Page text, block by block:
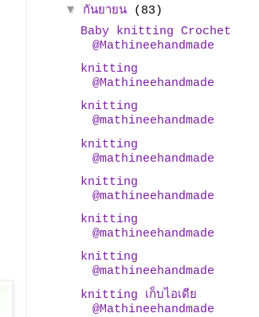
▼ กันยายน
(83)
Baby knitting Crochet
@Mathineehandmade
knitting
@Mathineehandmade
knitting
@mathineehandmade
knitting
@mathineehandmade
knitting
@mathineehandmade
knitting
@mathineehandmade
knitting
@mathineehandmade
knitting เก็บไอเดีย
@Mathineehandmade